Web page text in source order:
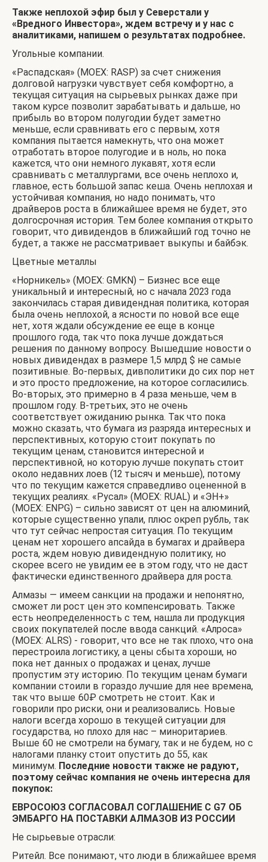
Также неплохой эфир был у Северстали у
«Вредного Инвестора», ждем встречу и у нас с
аналитиками, напишем о результатах подробнее.
Угольные компании.
«Распадская» (MOEX: RASP) за счет снижения
долговой нагрузки чувствует себя комфортно, а
текущая ситуация на сырьевых рынках даже при
таком курсе позволит зарабатывать и дальше, но
прибыль во втором полугодии будет заметно
меньше, если сравнивать его с первым, хотя
компания пытается намекнуть, что она может
отработать второе полугодие и в ноль, но пока
кажется, что они немного лукавят, хотя если
сравнивать с металлургами, все очень неплохо и,
главное, есть большой запас кеша. Очень неплохая и
устойчивая компания, но надо понимать, что
драйверов роста в ближайшее время не будет, это
долгосрочная история. Тем более компания открыто
говорит, что дивидендов в ближайший год точно не
будет, а также не рассматривает выкупы и байбэк.
Цветные металлы
«Норникель» (MOEX: GMKN) – Бизнес все еще
уникальный и интересный, но с начала 2023 года
закончилась старая дивидендная политика, которая
была очень неплохой, а ясности по новой все еще
нет, хотя ждали обсуждение ее еще в конце
прошлого года, так что пока лучше дождаться
решения по данному вопросу. Вышедшие новости о
новых дивидендах в размере 1,5 млрд $ не самые
позитивные. Во-первых, дивполитики до сих пор нет
и это просто предложение, на которое согласились.
Во-вторых, это примерно в 4 раза меньше, чем в
прошлом году. В-третьих, это не очень
соответствует ожиданию рынка. Так что пока
можно сказать, что бумага из разряда интересных и
перспективных, которую стоит покупать по
текущим ценам, становится интересной и
перспективной, но которую лучше покупать стоит
около недавних лоев (12 тысяч и меньше), потому
что по текущим кажется справедливо оцененной в
текущих реалиях. «Русал» (MOEX: RUAL) и «ЭН+»
(MOEX: ENPG) – сильно зависят от цен на алюминий,
которые существенно упали, плюс окреп рубль, так
что тут сейчас непростая ситуация. По текущим
ценам нет хорошего апсайда в бумагах и драйвера
роста, ждем новую дивидендную политику, но
скорее всего не увидим ее в этом году, что не даст
фактически единственного драйвера для роста.
Алмазы — имеем санкции на продажи и непонятно,
сможет ли рост цен это компенсировать. Также
есть неопределенность с тем, нашла ли продукция
своих покупателей после ввода санкций. «Алроса»
(MOEX: ALRS) - говорит, что все не так плохо, что она
перестроила логистику, а цены сбыта хороши, но
пока нет данных о продажах и ценах, лучше
пропустим эту историю. По текущим ценам бумаги
компании стоили в гораздо лучшие для нее времена,
так что выше 60₽ смотреть не стоит. Как и
говорили про риски, они и реализовались. Новые
налоги всегда хорошо в текущей ситуации для
государства, но плохо для нас – миноритариев.
Выше 60 не смотрели на бумагу, так и не будем, но с
налогами планку стоит опустить до 55, как
минимум. Последние новости также не радуют,
поэтому сейчас компания не очень интересна для
покупок:
ЕВРОСОЮЗ СОГЛАСОВАЛ СОГЛАШЕНИЕ С G7 ОБ
ЭМБАРГО НА ПОСТАВКИ АЛМАЗОВ ИЗ РОССИИ
Не сырьевые отрасли:
Ритейл. Все понимают, что люди в ближайшее время